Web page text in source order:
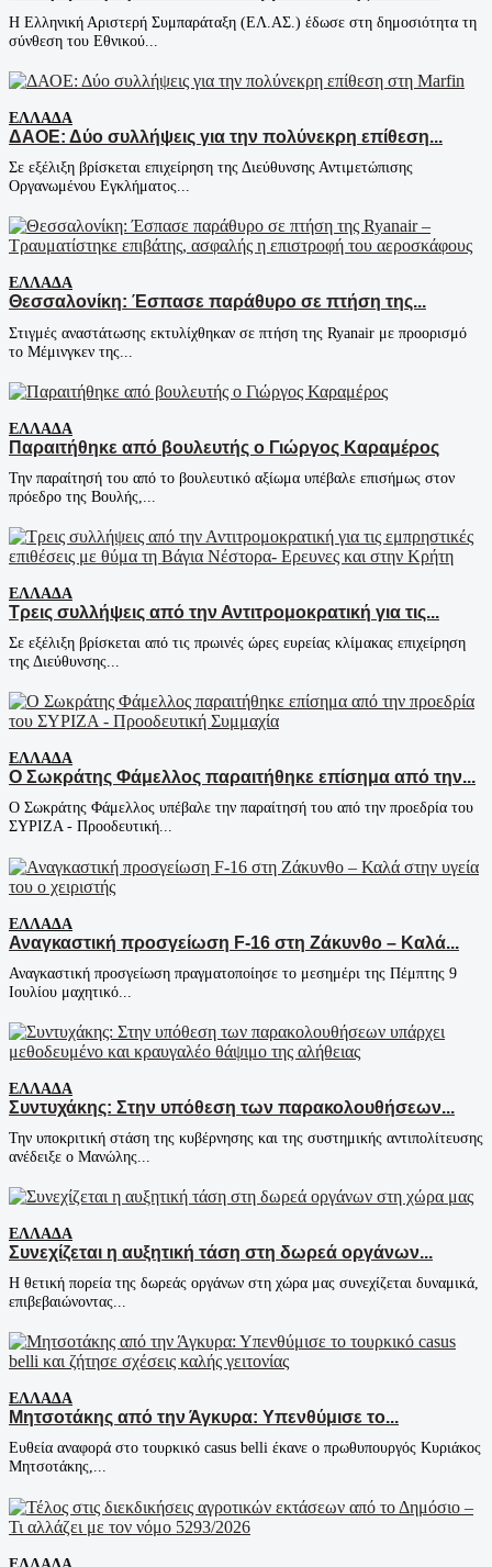
Η Ελληνική Αριστερή Συμπαράταξη (ΕΛ.ΑΣ.) έδωσε στη δημοσιότητα τη
σύνθεση του Εθνικού...
ΕΛΛΆΔΑ
ΔΑΟΕ: Δύο συλλήψεις για την πολύνεκρη επίθεση...
Σε εξέλιξη βρίσκεται επιχείρηση της Διεύθυνσης Αντιμετώπισης
Οργανωμένου Εγκλήματος...
ΕΛΛΆΔΑ
Θεσσαλονίκη: Έσπασε παράθυρο σε πτήση της...
Στιγμές αναστάτωσης εκτυλίχθηκαν σε πτήση της Ryanair με προορισμό
το Μέμινγκεν της...
ΕΛΛΆΔΑ
Παραιτήθηκε από βουλευτής ο Γιώργος Καραμέρος
Την παραίτησή του από το βουλευτικό αξίωμα υπέβαλε επισήμως στον
πρόεδρο της Βουλής,...
ΕΛΛΆΔΑ
Τρεις συλλήψεις από την Αντιτρομοκρατική για τις...
Σε εξέλιξη βρίσκεται από τις πρωινές ώρες ευρείας κλίμακας επιχείρηση
της Διεύθυνσης...
ΕΛΛΆΔΑ
Ο Σωκράτης Φάμελλος παραιτήθηκε επίσημα από την...
Ο Σωκράτης Φάμελλος υπέβαλε την παραίτησή του από την προεδρία του
ΣΥΡΙΖΑ - Προοδευτική...
ΕΛΛΆΔΑ
Αναγκαστική προσγείωση F-16 στη Ζάκυνθο – Καλά...
Αναγκαστική προσγείωση πραγματοποίησε το μεσημέρι της Πέμπτης 9
Ιουλίου μαχητικό...
ΕΛΛΆΔΑ
Συντυχάκης: Στην υπόθεση των παρακολουθήσεων...
Την υποκριτική στάση της κυβέρνησης και της συστημικής αντιπολίτευσης
ανέδειξε ο Μανώλης...
ΕΛΛΆΔΑ
Συνεχίζεται η αυξητική τάση στη δωρεά οργάνων...
Η θετική πορεία της δωρεάς οργάνων στη χώρα μας συνεχίζεται δυναμικά,
επιβεβαιώνοντας...
ΕΛΛΆΔΑ
Μητσοτάκης από την Άγκυρα: Υπενθύμισε το...
Ευθεία αναφορά στο τουρκικό casus belli έκανε ο πρωθυπουργός Κυριάκος
Μητσοτάκης,...
ΕΛΛΆΔΑ